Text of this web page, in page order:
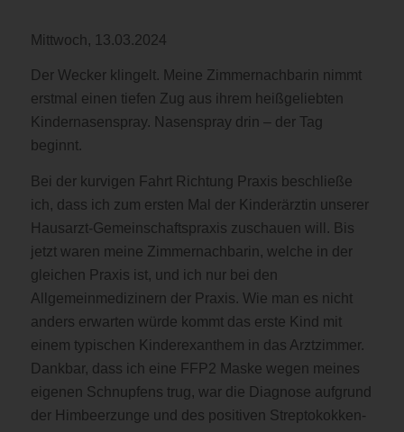
Mittwoch, 13.03.2024
Der Wecker klingelt. Meine Zimmernachbarin nimmt
erstmal einen tiefen Zug aus ihrem heißgeliebten
Kindernasenspray. Nasenspray drin – der Tag
beginnt.
Bei der kurvigen Fahrt Richtung Praxis beschließe
ich, dass ich zum ersten Mal der Kinderärztin unserer
Hausarzt-Gemeinschaftspraxis zuschauen will. Bis
jetzt waren meine Zimmernachbarin, welche in der
gleichen Praxis ist, und ich nur bei den
Allgemeinmedizinern der Praxis. Wie man es nicht
anders erwarten würde kommt das erste Kind mit
einem typischen Kinderexanthem in das Arztzimmer.
Dankbar, dass ich eine FFP2 Maske wegen meines
eigenen Schnupfens trug, war die Diagnose aufgrund
der Himbeerzunge und des positiven Streptokokken-